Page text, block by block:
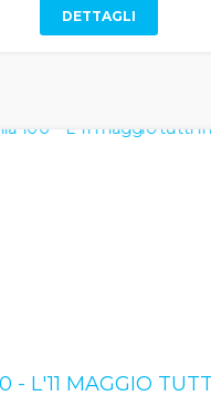
DETTAGLI
- L'11 MAGGIO